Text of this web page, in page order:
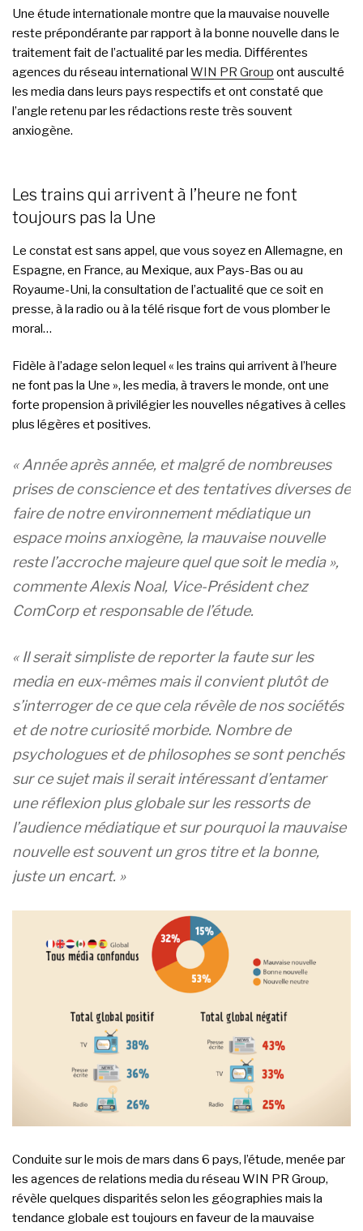
Une étude internationale montre que la mauvaise nouvelle
reste prépondérante par rapport à la bonne nouvelle dans le
traitement fait de l’actualité par les media. Différentes
agences du réseau international WIN PR Group ont ausculté
les media dans leurs pays respectifs et ont constaté que
l’angle retenu par les rédactions reste très souvent
anxiogène.
Les trains qui arrivent à l’heure ne font
toujours pas la Une
Le constat est sans appel, que vous soyez en Allemagne, en
Espagne, en France, au Mexique, aux Pays-Bas ou au
Royaume-Uni, la consultation de l’actualité que ce soit en
presse, à la radio ou à la télé risque fort de vous plomber le
moral…
Fidèle à l’adage selon lequel « les trains qui arrivent à l’heure
ne font pas la Une », les media, à travers le monde, ont une
forte propension à privilégier les nouvelles négatives à celles
plus légères et positives.
« Année après année, et malgré de nombreuses
prises de conscience et des tentatives diverses de
faire de notre environnement médiatique un
espace moins anxiogène, la mauvaise nouvelle
reste l’accroche majeure quel que soit le media »,
commente Alexis Noal, Vice-Président chez
ComCorp et responsable de l’étude.
« Il serait simpliste de reporter la faute sur les
media en eux-mêmes mais il convient plutôt de
s’interroger de ce que cela révèle de nos sociétés
et de notre curiosité morbide. Nombre de
psychologues et de philosophes se sont penchés
sur ce sujet mais il serait intéressant d’entamer
une réflexion plus globale sur les ressorts de
l’audience médiatique et sur pourquoi la mauvaise
nouvelle est souvent un gros titre et la bonne,
juste un encart. »
Conduite sur le mois de mars dans 6 pays, l’étude, menée par
les agences de relations media du réseau WIN PR Group,
révèle quelques disparités selon les géographies mais la
tendance globale est toujours en faveur de la mauvaise